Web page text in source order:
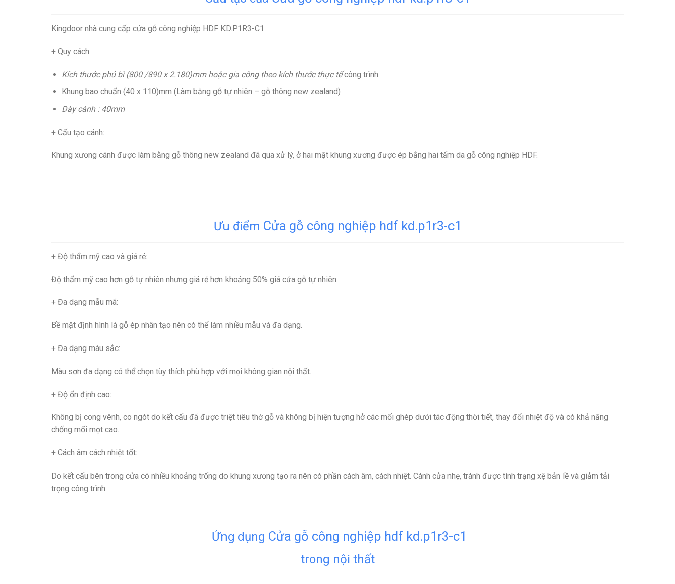
Kingdoor nhà cung cấp cửa gỗ công nghiệp HDF KD.P1R3-C1
+ Quy cách:
Kích thước phủ bì (800 /890 x 2.180)mm hoặc gia công theo kích thước thực tếcông trình.
Khung bao chuẩn (40 x 110)mm (Làm bằng gỗ tự nhiên – gỗ thông new zealand)
Dày cánh : 40mm
+ Cấu tạo cánh:
Khung xương cánh được làm bằng gỗ thông new zealand đã qua xử lý, ở hai mặt khung xương được ép bằng hai tấm da gỗ công nghiệp HDF.
Ưu điểm Cửa gỗ công nghiệp hdf kd.p1r3-c1
+ Độ thẩm mỹ cao và giá rẻ:
Độ thẩm mỹ cao hơn gỗ tự nhiên nhưng giá rẻ hơn khoảng 50% giá cửa gỗ tự nhiên.
+ Đa dạng mẫu mã:
Bề mặt định hình là gỗ ép nhân tạo nên có thể làm nhiều mẫu và đa dạng.
+ Đa dạng màu sắc:
Màu sơn đa dạng có thể chọn tùy thích phù hợp với mọi không gian nội thất.
+ Độ ổn định cao:
Không bị cong vênh, co ngót do kết cấu đã được triệt tiêu thớ gỗ và không bị hiện tượng hở các mối ghép dưới tác động thời tiết, thay đổi nhiệt độ và có khả năng
chống mối mọt cao.
+ Cách âm cách nhiệt tốt:
Do kết cấu bên trong cửa có nhiều khoảng trống do khung xương tạo ra nên có phần cách âm, cách nhiệt. Cánh cửa nhẹ, tránh được tình trạng xệ bản lề và giảm tải
trọng công trình.
Ứng dụng Cửa gỗ công nghiệp hdf kd.p1r3-c1
trong nội thất